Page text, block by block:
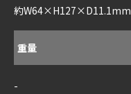
約W64×H127×D11.1mm
重量
-